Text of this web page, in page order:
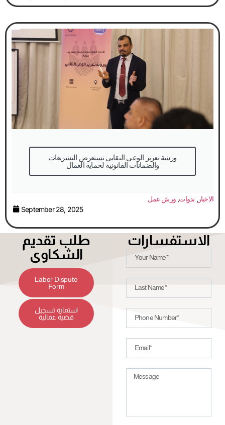
والضمانات القانونية لحماية العمال
الاخبار, ندوات,ورش عمل
September 28, 2025
طلب تقديم
الشكاوى
Labor Dispute
Form
استمارة تسجيل
قضية عمالية
الاستفسارات